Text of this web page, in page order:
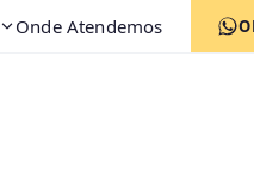
Onde Atendemos